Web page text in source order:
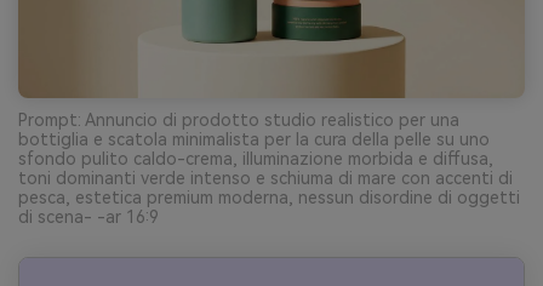
Prompt: Annuncio di prodotto studio realistico per una
bottiglia e scatola minimalista per la cura della pelle su uno
sfondo pulito caldo-crema, illuminazione morbida e diffusa,
toni dominanti verde intenso e schiuma di mare con accenti di
pesca, estetica premium moderna, nessun disordine di oggetti
di scena- -ar 16:9